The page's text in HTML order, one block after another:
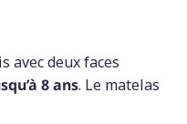
avec deux faces
8 ans. Le matelas